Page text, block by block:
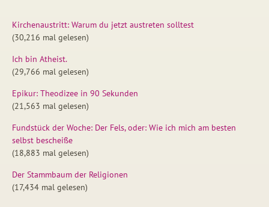
Kirchenaustritt: Warum du jetzt austreten solltest
(30,216 mal gelesen)
Ich bin Atheist.
(29,766 mal gelesen)
Epikur: Theodizee in 90 Sekunden
(21,563 mal gelesen)
Fundstück der Woche: Der Fels, oder: Wie ich mich am besten
selbst bescheiße
(18,883 mal gelesen)
Der Stammbaum der Religionen
(17,434 mal gelesen)